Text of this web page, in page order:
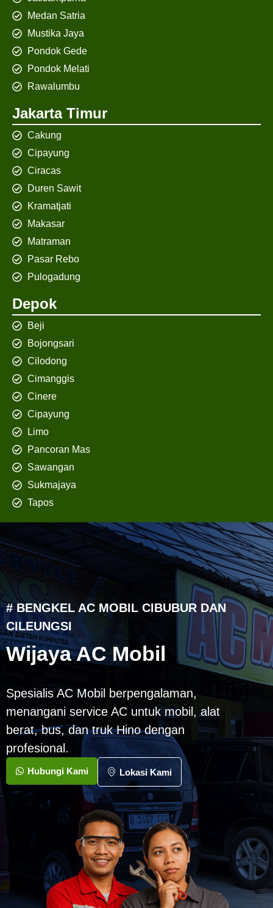
Medan Satria
Mustika Jaya
Pondok Gede
Pondok Melati
Rawalumbu
Jakarta Timur
Cakung
Cipayung
Ciracas
Duren Sawit
Kramatjati
Makasar
Matraman
Pasar Rebo
Pulogadung
Depok
Beji
Bojongsari
Cilodong
Cimanggis
Cinere
Cipayung
Limo
Pancoran Mas
Sawangan
Sukmajaya
Tapos
# BENGKEL AC MOBIL CIBUBUR DAN
CILEUNGSI
Wijaya AC Mobil
Spesialis AC Mobil berpengalaman,
menangani service AC untuk mobil, alat
berat, bus, dan truk Hino dengan
profesional.
Hubungi Kami Lokasi Kami